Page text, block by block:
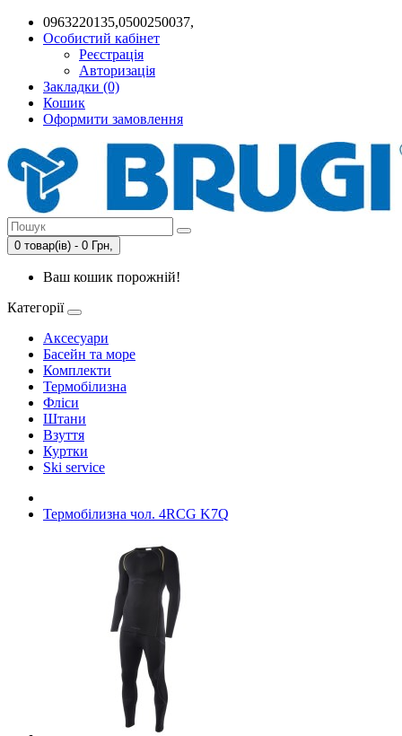
0963220135,0500250037,
Особистий кабінет
Реєстрація
Авторизація
Закладки (0)
Кошик
Оформити замовлення
0 товар(ів) - 0 Грн,
Ваш кошик порожній!
Категорії
Аксесуари
Басейн та море
Комплекти
Термобілизна
Фліси
Штани
Взуття
Куртки
Ski service
Термобілизна чол. 4RCG K7Q